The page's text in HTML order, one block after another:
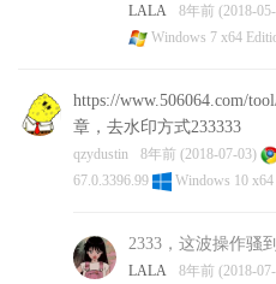
LALA 8年前 (2018-
Windows 7 x64
https://www.506064.com/
章，去水印方式233333
qzydustin 8年前 (2018-07-03)
67.0.3396.99
Windows 10 x64
2333，这波操作骚
LALA 8年前 (2018-